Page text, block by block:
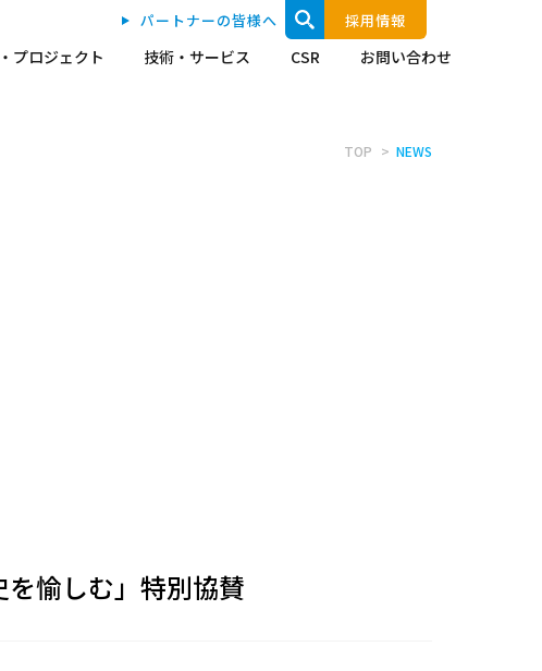
プロジェクト 技術・サービス CSR お問い合わせ
パートナーの皆様へ 採用情報
TOP NEWS
を愉しむ」特別協賛